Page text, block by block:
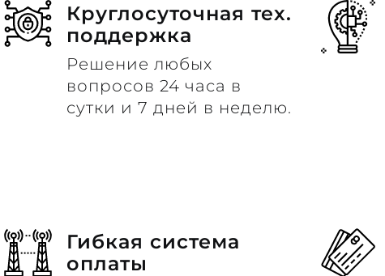
Круглосуточная тех.
поддержка
Решение любых
вопросов 24 часа в
сутки и 7 дней в неделю.
Гибкая система
оплаты